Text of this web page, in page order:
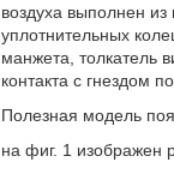
воздуха выполнен
уплотнительных
манжета, толкатель
контакта с гнездом
Полезная модель
на фиг. 1 изображен